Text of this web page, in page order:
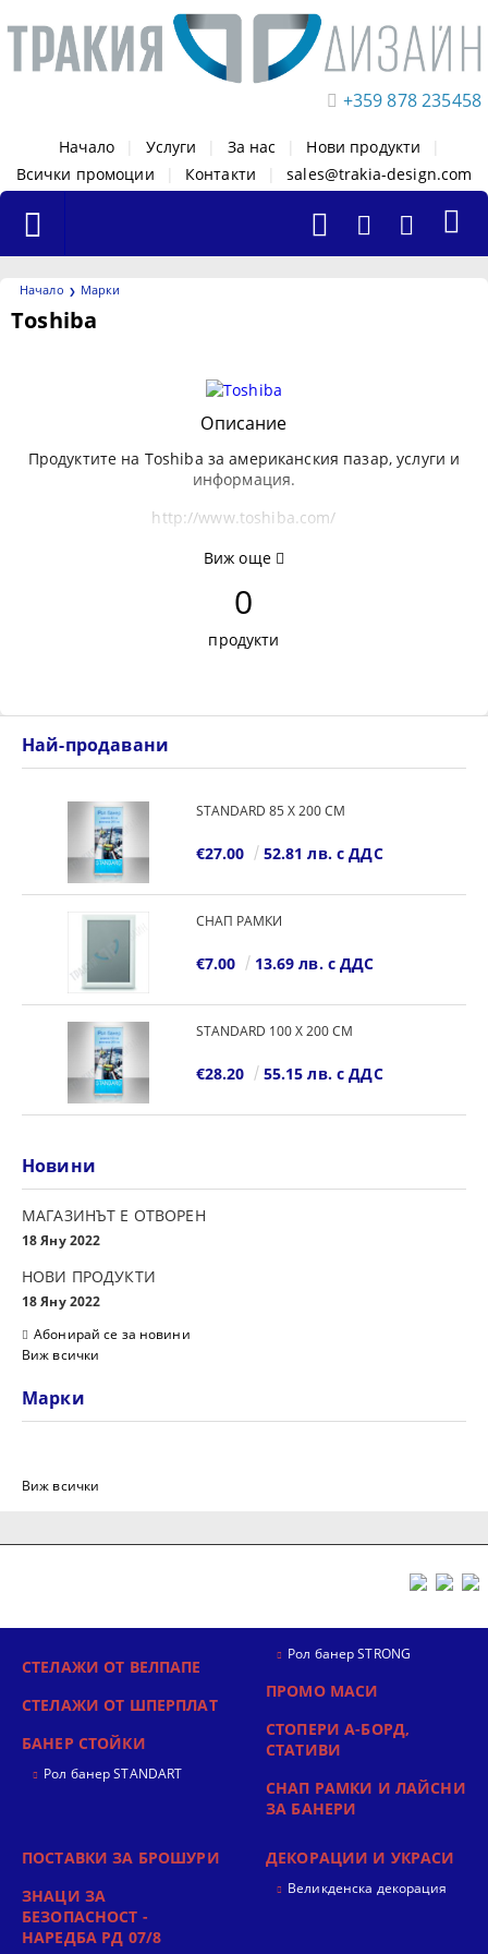
+359 878 235458
Начало Услуги За нас Нови продукти
Всички промоции
Контакти sales@trakia-design.com
Начало Марки
Toshiba
Описание
Продуктите на Toshiba за американския пазар, услуги и
информация.
http://www.toshiba.com/
Виж още
0
продукти
Най-продавани
STANDARD 85 Х 200 СМ
€27.00 52.81 лв. с ДДС
СНАП РАМКИ
€7.00 13.69 лв. с ДДС
STANDARD 100 Х 200 СМ
€28.20 55.15 лв. с ДДС
Новини
МАГАЗИНЪТ Е ОТВОРЕН
18 Яну 2022
НОВИ ПРОДУКТИ
18 Яну 2022
Абонирай се за новини
Виж всички
Марки
Виж всички
СТЕЛАЖИ ОТ ВЕЛПАПЕ
СТЕЛАЖИ ОТ ШПЕРПЛАТ
БАНЕР СТОЙКИ
Рол банер STANDART
Рол банер STRONG
ПРОМО МАСИ
СТОПЕРИ А-БОРД,
СТАТИВИ
СНАП РАМКИ И ЛАЙСНИ
ЗА БАНЕРИ
ПОСТАВКИ ЗА БРОШУРИ
ЗНАЦИ ЗА
БЕЗОПАСНОСТ -
НАРЕДБА РД 07/8
ДЕКОРАЦИИ И УКРАСИ
Великденска декорация